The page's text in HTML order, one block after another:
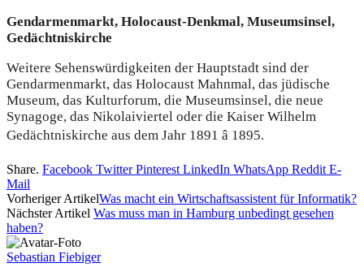
Gendarmenmarkt, Holocaust-Denkmal, Museumsinsel,
Gedächtniskirche
Weitere Sehenswürdigkeiten der Hauptstadt sind der
Gendarmenmarkt, das Holocaust Mahnmal, das jüdische
Museum, das Kulturforum, die Museumsinsel, die neue
Synagoge, das Nikolaiviertel oder die Kaiser Wilhelm
Gedächtniskirche aus dem Jahr 1891 â 1895.
Share. Facebook Twitter Pinterest LinkedIn WhatsApp Reddit E-
Mail
Vorheriger ArtikelWas macht ein Wirtschaftsassistent für Informatik?
Nächster Artikel Was muss man in Hamburg unbedingt gesehen
haben?
Sebastian Fiebiger